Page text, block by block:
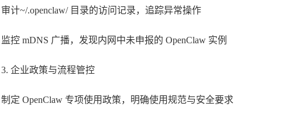
审计~/.openclaw/ 目录的访问记录，追踪异常操作
监控 mDNS 广播，发现内网中未申报的 OpenClaw 实例
3. 企业政策与流程管控
制定 OpenClaw 专项使用政策，明确使用规范与安全要求